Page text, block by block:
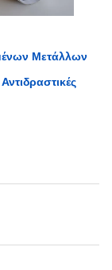
Μετάλλων